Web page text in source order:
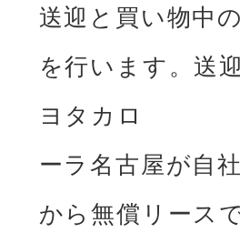
送迎と買い物中
を⾏います。送
ヨタカロ
ーラ名古屋が⾃
から無償リース